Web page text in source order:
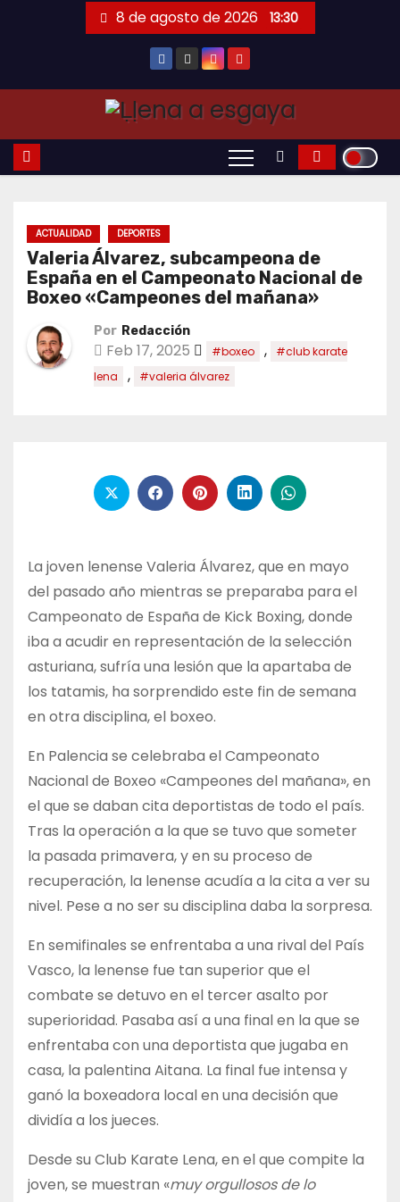
8 de agosto de 2026 13:30
ACTUALIDAD DEPORTES
Valeria Álvarez, subcampeona de
España en el Campeonato Nacional de
Boxeo «Campeones del mañana»
Por Redacción
Feb 17, 2025 #boxeo ,
#club karate
lena
, #valeria álvarez
La joven lenense Valeria Álvarez, que en mayo
del pasado año mientras se preparaba para el
Campeonato de España de Kick Boxing, donde
iba a acudir en representación de la selección
asturiana, sufría una lesión que la apartaba de
los tatamis, ha sorprendido este fin de semana
en otra disciplina, el boxeo.
En Palencia se celebraba el Campeonato
Nacional de Boxeo «Campeones del mañana», en
el que se daban cita deportistas de todo el país.
Tras la operación a la que se tuvo que someter
la pasada primavera, y en su proceso de
recuperación, la lenense acudía a la cita a ver su
nivel. Pese a no ser su disciplina daba la sorpresa.
En semifinales se enfrentaba a una rival del País
Vasco, la lenense fue tan superior que el
combate se detuvo en el tercer asalto por
superioridad. Pasaba así a una final en la que se
enfrentaba con una deportista que jugaba en
casa, la palentina Aitana. La final fue intensa y
ganó la boxeadora local en una decisión que
dividía a los jueces.
Desde su Club Karate Lena, en el que compite la
joven, se muestran «muy orgullosos de lo